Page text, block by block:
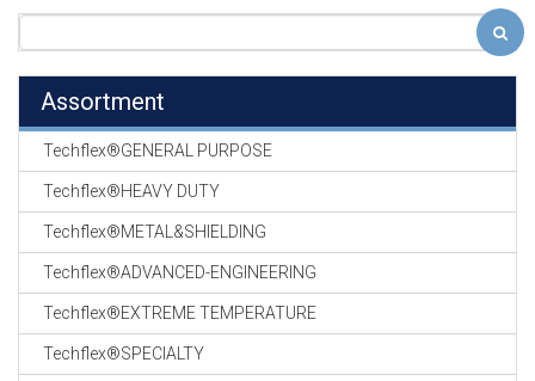
Assortment
Techflex®GENERAL PURPOSE
Techflex®HEAVY DUTY
Techflex®METAL&SHIELDING
Techflex®ADVANCED-ENGINEERING
Techflex®EXTREME TEMPERATURE
Techflex®SPECIALTY